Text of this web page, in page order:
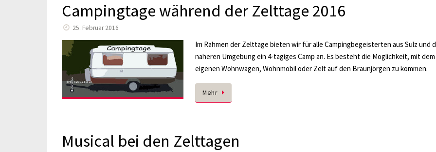
Campingtage während der Zelttage 2016
25. Februar 2016
Im Rahmen der Zelttage bieten wir für alle Campingbegeisterten aus Sulz und
näheren Umgebung ein 4-tägiges Camp an. Es besteht die Möglichkeit, mit dem
eigenen Wohnwagen, Wohnmobil oder Zelt auf den Braunjörgen zu kommen.
Mehr
Musical bei den Zelttagen